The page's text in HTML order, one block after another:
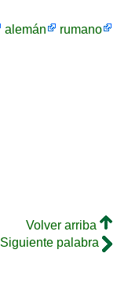
alemán
rumano
Volver arriba
Siguiente palabra